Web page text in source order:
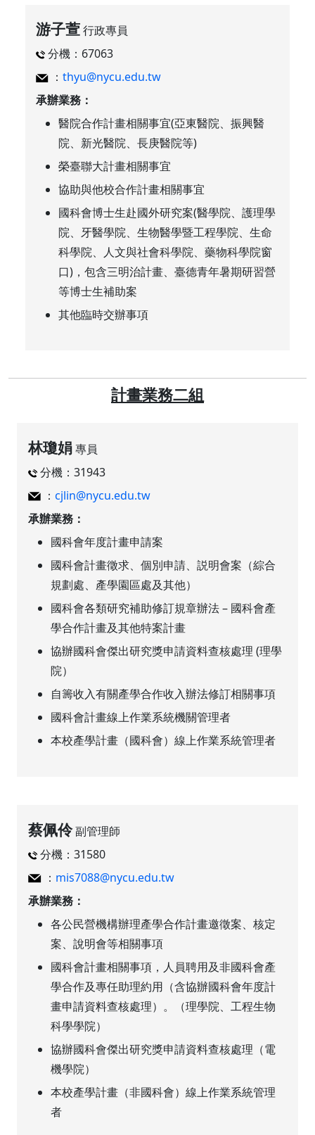
游子萱行政專員
分機：67063
： thyu@nycu.edu.tw
承辦業務：
醫院合作計畫相關事宜(亞東醫院、振興醫
院、新光醫院、長庚醫院等)
榮臺聯大計畫相關事宜
協助與他校合作計畫相關事宜
國科會博士生赴國外研究案(醫學院、護理學
院、牙醫學院、生物醫學暨工程學院、生命
科學院、人文與社會科學院、藥物科學院窗
口)，包含三明治計畫、臺德青年暑期研習營
等博士生補助案
其他臨時交辦事項
計畫業務二組
林瓊娟專員
分機：31943
：cjlin@nycu.edu.tw
承辦業務：
國科會年度計畫申請案
國科會計畫徵求、個別申請、説明會案（綜合
規劃處、產學園區處及其他）
國科會各類研究補助修訂規章辦法 – 國科會產
學合作計畫及其他特案計畫
協辦國科會傑出研究獎申請資料查核處理 (理學
院）
自籌收入有關產學合作收入辦法修訂相關事項
國科會計畫線上作業系統機關管理者
本校產學計畫（國科會）線上作業系統管理者
蔡佩伶副管理師
分機：31580
： mis7088@nycu.edu.tw
承辦業務：
各公民營機構辦理產學合作計畫邀徵案、核定
案、說明會等相關事項
國科會計畫相關事項，人員聘用及非國科會產
學合作及專任助理約用（含協辦國科會年度計
畫申請資料查核處理）。（理學院、工程生物
科學學院）
協辦國科會傑出研究獎申請資料查核處理（電
機學院）
本校產學計畫（非國科會）線上作業系統管理
者